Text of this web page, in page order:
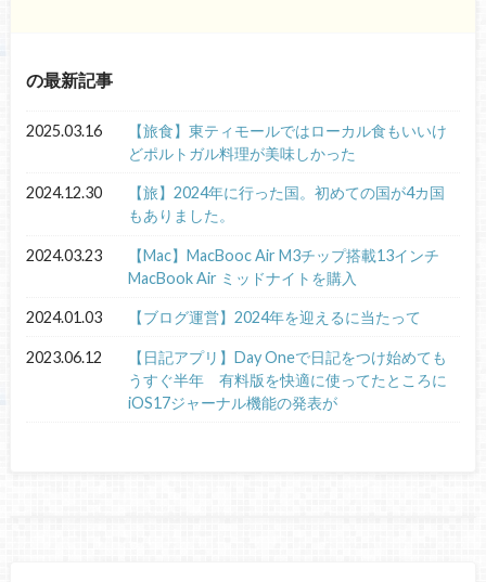
の最新記事
2025.03.16
【旅食】東ティモールではローカル食もいいけ
どポルトガル料理が美味しかった
2024.12.30
【旅】2024年に行った国。初めての国が4カ国
もありました。
2024.03.23
【Mac】MacBooc Air M3チップ搭載13インチ
MacBook Air ミッドナイトを購入
2024.01.03 【ブログ運営】2024年を迎えるに当たって
2023.06.12
【日記アプリ】Day Oneで日記をつけ始めても
うすぐ半年 有料版を快適に使ってたところに
iOS17ジャーナル機能の発表が